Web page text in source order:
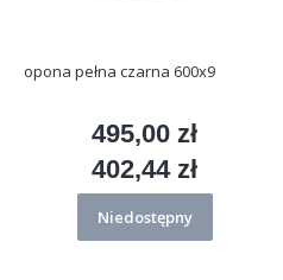
opona pełna czarna 600x9
Cena
495,00 zł
Cena
402,44 zł
Niedostępny